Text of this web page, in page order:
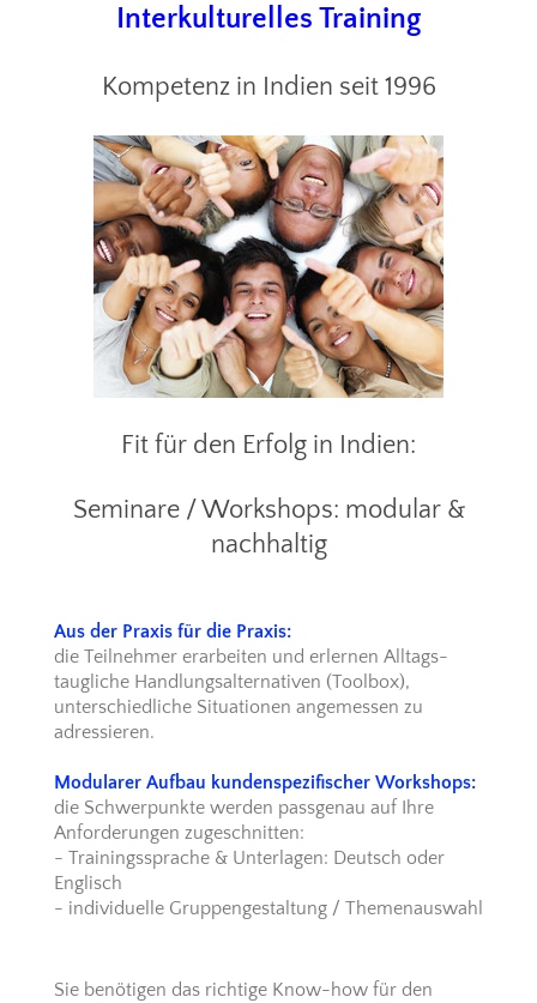
Interkulturelles Training
Kompetenz in Indien seit 1996
Fit für den Erfolg in Indien:
Seminare / Workshops: modular &
nachhaltig
Aus der Praxis für die Praxis:
die Teilnehmer erarbeiten und erlernen Alltags-
taugliche Handlungsalternativen (Toolbox),
unterschiedliche Situationen angemessen zu
adressieren.
Modularer Aufbau kundenspezifischer Workshops:
die Schwerpunkte werden passgenau auf Ihre
Anforderungen zugeschnitten:
- Trainingssprache & Unterlagen: Deutsch oder
Englisch
- individuelle Gruppengestaltung / Themenauswahl
Sie benötigen das richtige Know-how für den